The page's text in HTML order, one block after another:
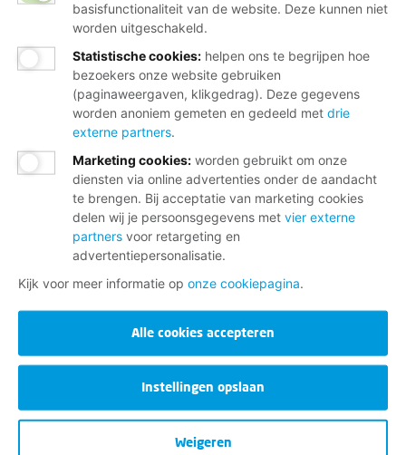
basisfunctionaliteit van de website. Deze kunnen niet
worden uitgeschakeld.
Statistische cookies: helpen ons te begrijpen hoe
bezoekers onze website gebruiken
(paginaweergaven, klikgedrag). Deze gegevens
worden anoniem gemeten en gedeeld met drie
externe partners.
Marketing cookies: worden gebruikt om onze
diensten via online advertenties onder de aandacht
te brengen. Bij acceptatie van marketing cookies
delen wij je persoonsgegevens met vier externe
partners voor retargeting en
advertentiepersonalisatie.
Kijk voor meer informatie op onze cookiepagina.
Alle cookies accepteren
Instellingen opslaan
Weigeren